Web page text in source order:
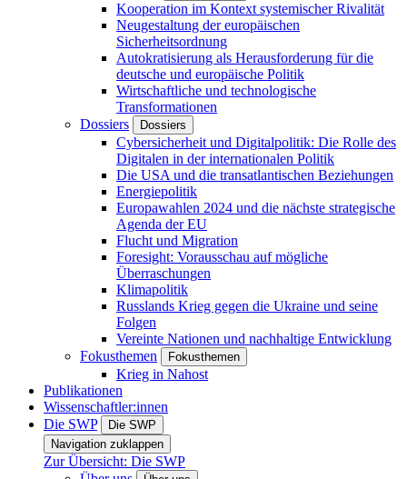
Kooperation im Kontext systemischer Rivalität
Neugestaltung der europäischen
Sicherheitsordnung
Autokratisierung als Herausforderung für die
deutsche und europäische Politik
Wirtschaftliche und technologische
Transformationen
Dossiers
Dossiers
Cybersicherheit und Digitalpolitik: Die Rolle des
Digitalen in der internationalen Politik
Die USA und die transatlantischen Beziehungen
Energiepolitik
Europawahlen 2024 und die nächste strategische
Agenda der EU
Flucht und Migration
Foresight: Vorausschau auf mögliche
Überraschungen
Klimapolitik
Russlands Krieg gegen die Ukraine und seine
Folgen
Vereinte Nationen und nachhaltige Entwicklung
Fokusthemen
Fokusthemen
Krieg in Nahost
Publikationen
Wissenschaftler:innen
Die SWP
Die SWP
Navigation zuklappen
Zur Übersicht: Die SWP